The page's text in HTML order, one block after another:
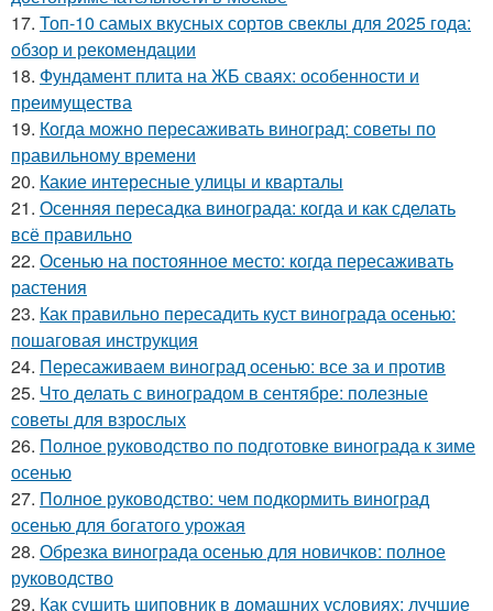
17. Топ-10 самых вкусных сортов свеклы для 2025 года:
обзор и рекомендации
18. Фундамент плита на ЖБ сваях: особенности и
преимущества
19. Когда можно пересаживать виноград: советы по
правильному времени
20. Какие интересные улицы и кварталы
21. Осенняя пересадка винограда: когда и как сделать
всё правильно
22. Осенью на постоянное место: когда пересаживать
растения
23. Как правильно пересадить куст винограда осенью:
пошаговая инструкция
24. Пересаживаем виноград осенью: все за и против
25. Что делать с виноградом в сентябре: полезные
советы для взрослых
26. Полное руководство по подготовке винограда к зиме
осенью
27. Полное руководство: чем подкормить виноград
осенью для богатого урожая
28. Обрезка винограда осенью для новичков: полное
руководство
29. Как сушить шиповник в домашних условиях: лучшие